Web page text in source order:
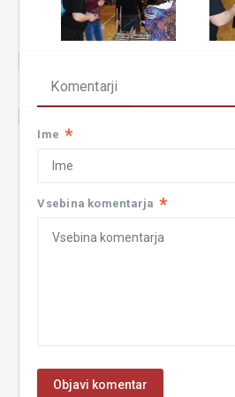
Komentarji
Ime *
Vsebina komentarja *